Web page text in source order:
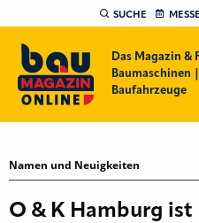
SUCHE
Das Magazin &
Baumaschinen
Baufahrzeuge
Namen und Neuigkeiten
O & K Hamburg